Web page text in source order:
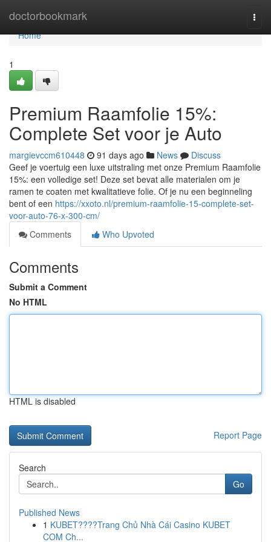
doctorbookmark
Home
Home
1
Premium Raamfolie 15%:
Complete Set voor je Auto
margievccm610448 91 days ago News
Discuss
Geef je voertuig een luxe uitstraling met onze Premium Raamfolie
15%: een volledige set! Deze set bevat alle materialen om je
ramen te coaten met kwalitatieve folie. Of je nu een beginneling
bent of een https://xxoto.nl/premium-raamfolie-15-complete-set-
voor-auto-76-x-300-cm/
Comments
Who Upvoted
Comments
Submit a Comment
No HTML
HTML is disabled
Report Page
Search
Go
Published News
1 KUBET????️Trang Chủ Nhà Cái Casino KUBET
COM Ch...